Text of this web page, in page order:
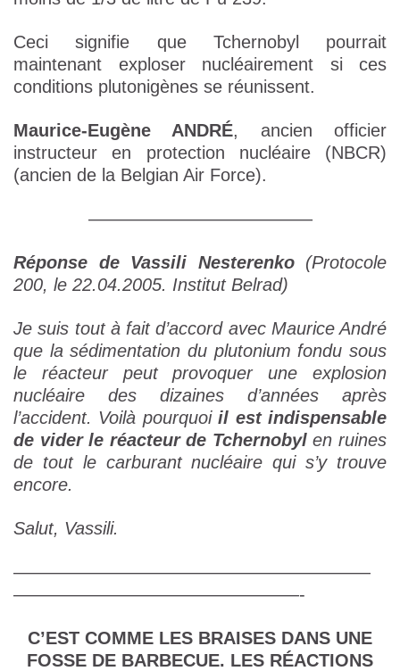
Ceci signifie que Tchernobyl pourrait
maintenant exploser nucléairement si ces
conditions plutonigènes se réunissent.
Maurice-Eugène ANDRÉ, ancien officier
instructeur en protection nucléaire (NBCR)
(ancien de la Belgian Air Force).
————————————–
Réponse de Vassili Nesterenko
(Protocole
200, le 22.04.2005. Institut Belrad)
Je suis tout à fait d’accord avec Maurice André
que la sédimentation du plutonium fondu sous
le réacteur peut provoquer une explosion
nucléaire des dizaines d’années après
l’accident. Voilà pourquoiil est indispensable
de vider le réacteur de Tchernobylen ruines
de tout le carburant nucléaire qui s’y trouve
encore.
Salut, Vassili.
————————————————————
————————————————-
C’EST COMME LES BRAISES DANS UNE
FOSSE DE BARBECUE. LES RÉACTIONS